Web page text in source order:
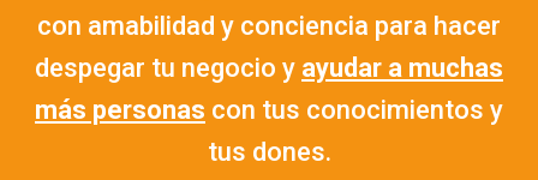
con amabilidad y conciencia para hacer
despegar tu negocio y ayudar a muchas
más personas con tus conocimientos y
tus dones.